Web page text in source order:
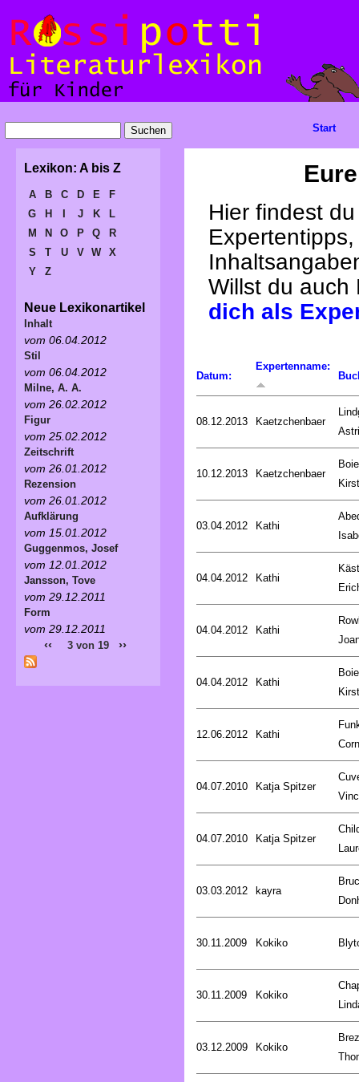
Hier findest
Willst du
dich als
Datum:
Expertenname:
08.12.2013 Kaetzchenbaer
10.12.2013 Kaetzchenbaer
03.04.2012 Kathi
04.04.2012 Kathi
04.04.2012 Kathi
04.04.2012 Kathi
12.06.2012 Kathi
04.07.2010 Katja Spitzer
04.07.2010 Katja Spitzer
03.03.2012 kayra
30.11.2009 Kokiko
30.11.2009 Kokiko
03.12.2009 Kokiko
Start
Lexikon: A bis Z
A B C D E
F
G
H J K
L
M
N O P Q
R
S
T U V W
X
Y
Z
Neue Lexikonartikel
Inhalt
vom 06.04.2012
Stil
vom 06.04.2012
Milne, A. A.
vom 26.02.2012
Figur
vom 25.02.2012
Zeitschrift
vom 26.01.2012
Rezension
vom 26.01.2012
Aufklärung
vom 15.01.2012
Guggenmos, Josef
vom 12.01.2012
Jansson, Tove
vom 29.12.2011
Form
vom 29.12.2011
‹‹ 3 von 19 ››